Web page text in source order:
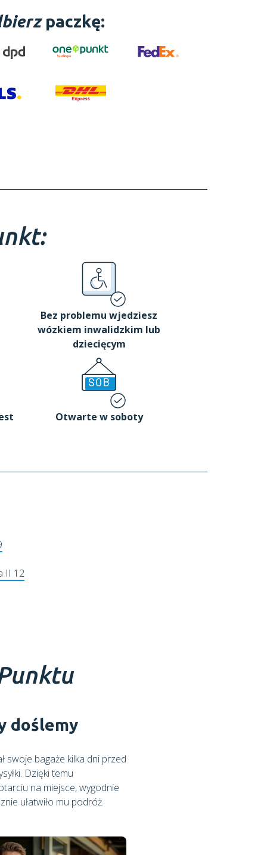
paczkę:
Bez problemu wjedziesz
wózkiem inwalidzkim lub
dziecięcym
Otwarte w soboty
II 12
doślemy
swoje bagaże kilka dni przed
Dzięki temu
na miejsce, wygodnie
ułatwiło mu podróż.